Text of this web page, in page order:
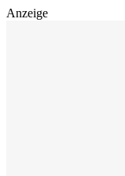
Anzeige